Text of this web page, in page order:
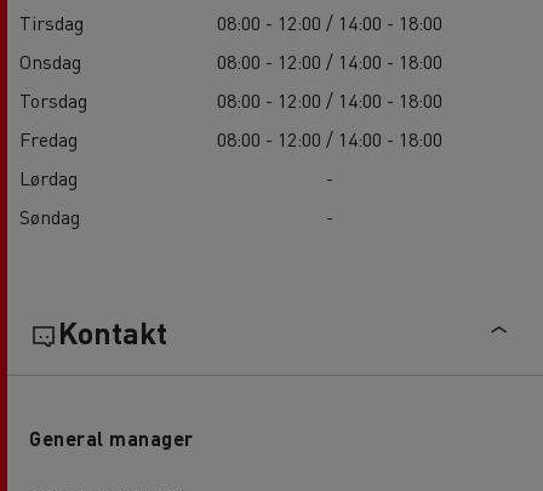
Tirsdag
08:00 - 12:00 / 14:00 - 18:00
Onsdag
08:00 - 12:00 / 14:00 - 18:00
Torsdag
08:00 - 12:00 / 14:00 - 18:00
Fredag
08:00 - 12:00 / 14:00 - 18:00
Lørdag
-
Søndag
-
Kontakt
General manager